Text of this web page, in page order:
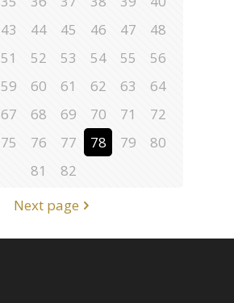
43 44 45 46 47
48
51 52 53 54 55
56
59 60 61 62 63
64
67 68 69 70 71
72
75 76 77 78 79
80
81
82
Next page